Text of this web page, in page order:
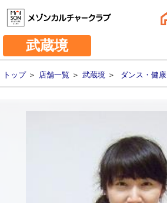
武蔵境
トップ＞ 店舗一覧 ＞ 武蔵境 ＞ ダンス・健康